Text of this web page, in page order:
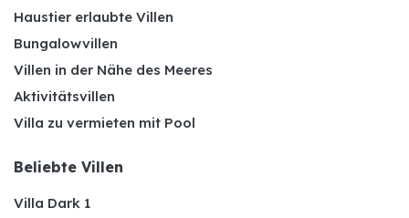
Haustier erlaubte Villen
Bungalowvillen
Villen in der Nähe des Meeres
Aktivitätsvillen
Villa zu vermieten mit Pool
Beliebte Villen
Villa Dark 1